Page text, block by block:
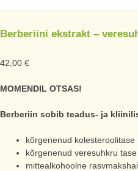
Berberiini ekstrakt –
42,00 €
MOMENDIL OTSAS!
Berberiin sobib teadus- ja
kõrgenenud kolesteroolitase
kõrgenenud veresuhkru tase
mittealkohoolne